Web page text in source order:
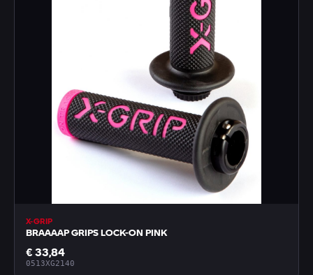
X-GRIP
BRAAAAP GRIPS LOCK-ON PINK
€ 33,84
0513XG2140